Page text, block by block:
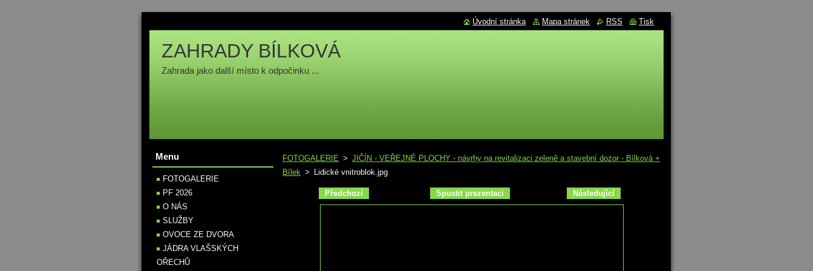
ZAHRADY BÍLKOVÁ
Zahrada jako další místo k odpočinku ...
FOTOGALERIE > JIČÍN - VEŘEJNÉ PLOCHY - návrhy na revitalizaci zeleně a stavební dozor - Bílková +
Bílek > Lidické vnitroblok.jpg
Předchozí Spustit prezentaci Následující
Menu
FOTOGALERIE
PF 2026
O NÁS
SLUŽBY
OVOCE ZE DVORA
JÁDRA VLAŠSKÝCH
OŘECHŮ
Úvodní stránka Mapa stránek RSS Tisk